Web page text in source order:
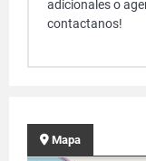
adicionales o
contactanos!
Mapa